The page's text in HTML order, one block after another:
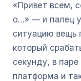
«Привет всем,
о…» — и палец
ситуацию вещь
который
секунду, в
платформа и